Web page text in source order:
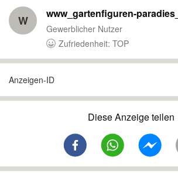
W www_gartenfiguren-
Gewerblicher Nutzer
Zufriedenheit: TOP
Anzeigen-ID
Diese Anzeige teilen